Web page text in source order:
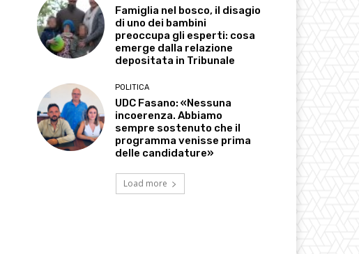
Famiglia nel bosco, il disagio
di uno dei bambini
preoccupa gli esperti: cosa
emerge dalla relazione
depositata in Tribunale
POLITICA
UDC Fasano: «Nessuna
incoerenza. Abbiamo
sempre sostenuto che il
programma venisse prima
delle candidature»
Load more